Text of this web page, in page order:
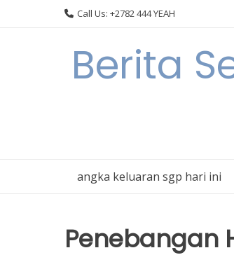
Call Us: +2782 444 YEAH
Berita
angka keluaran sgp hari ini
Penebangan